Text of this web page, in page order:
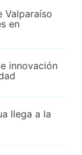
Valparaíso
en
innovación
llega a la